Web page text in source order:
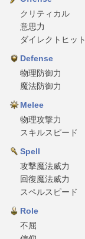
クリティカル
意思力
ダイレクトヒット
Defense
物理防御力
魔法防御力
Melee
物理攻撃力
スキルスピード
Spell
攻撃魔法威力
回復魔法威力
スペルスピード
Role
不屈